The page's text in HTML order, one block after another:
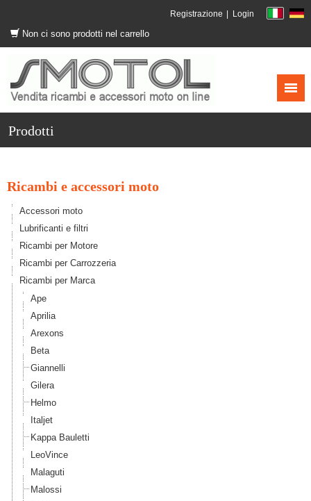
Registrazione Login
Non ci sono prodotti nel carrello
Prodotti
Ricambi e accessori moto
Accessori moto
Lubrificanti e filtri
Ricambi per Motore
Ricambi per Carrozzeria
Ricambi per Marca
Ape
Aprilia
Arexons
Beta
Giannelli
Gilera
Helmo
Italjet
Kappa Bauletti
LeoVince
Malaguti
Malossi